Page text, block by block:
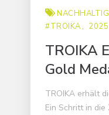
NACHHALTIG
#TROIKA
2025
TROIKA
Gold
TROIKA erhält
Ein Schritt in